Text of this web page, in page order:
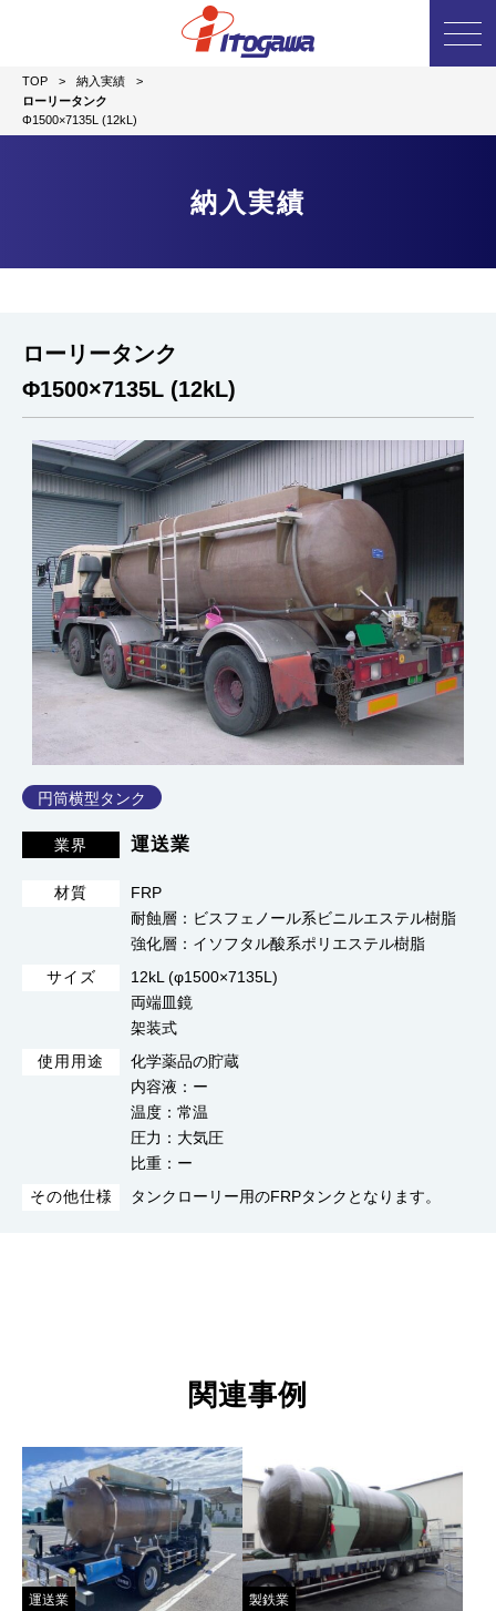
TOP > 納入実績
>
ローリータンク
Φ1500×7135L (12kL)
納入実績
ローリータンク
Φ1500×7135L (12kL)
円筒横型タンク
業界 運送業
材質
FRP
耐蝕層：ビスフェノール系ビニルエステル樹脂
強化層：イソフタル酸系ポリエステル樹脂
サイズ
12kL (φ1500×7135L)
両端皿鏡
架装式
使用用途
化学薬品の貯蔵
内容液：ー
温度：常温
圧力：大気圧
比重：ー
その他仕様
タンクローリー用のFRPタンクとなります。
関連事例
運送業 製鉄業